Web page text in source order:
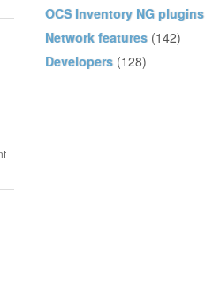
OCS Inventory NG plugins
Network features (142)
Developers (128)